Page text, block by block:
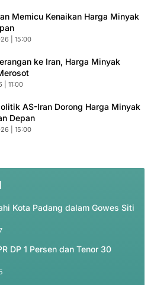
Memicu Kenaikan Harga Minyak
| 15:00
ke Iran, Harga Minyak
| 11:00
AS-Iran Dorong Harga Minyak
Depan
| 15:00
Kota Padang dalam Gowes Siti
DP 1 Persen dan Tenor 30